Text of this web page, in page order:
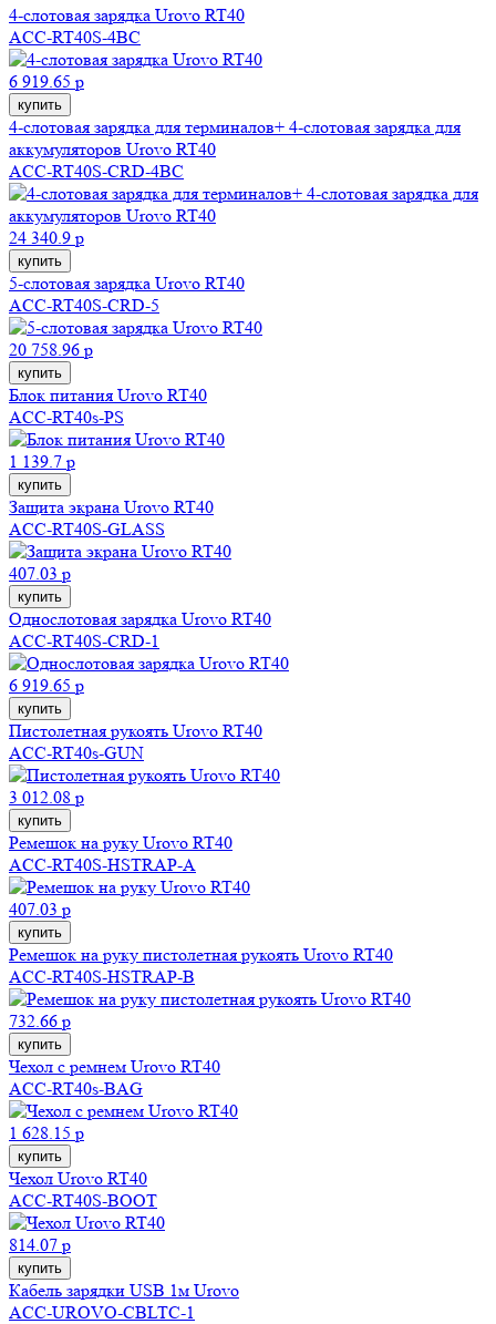
4-слотовая зарядка Urovo RT40
ACC-RT40S-4BC
6 919.65 р
купить
4-слотовая зарядка для терминалов+ 4-слотовая зарядка для
аккумуляторов Urovo RT40
ACC-RT40S-CRD-4BC
24 340.9 р
купить
5-слотовая зарядка Urovo RT40
ACC-RT40S-CRD-5
20 758.96 р
купить
Блок питания Urovo RT40
ACC-RT40s-PS
1 139.7 р
купить
Защита экрана Urovo RT40
ACC-RT40S-GLASS
407.03 р
купить
Однослотовая зарядка Urovo RT40
ACC-RT40S-CRD-1
6 919.65 р
купить
Пистолетная рукоять Urovo RT40
ACC-RT40s-GUN
3 012.08 р
купить
Ремешок на руку Urovo RT40
ACC-RT40S-HSTRAP-A
407.03 р
купить
Ремешок на руку пистолетная рукоять Urovo RT40
ACC-RT40S-HSTRAP-B
732.66 р
купить
Чехол с ремнем Urovo RT40
ACC-RT40s-BAG
1 628.15 р
купить
Чехол Urovo RT40
ACC-RT40S-BOOT
814.07 р
купить
Кабель зарядки USB 1м Urovo
ACC-UROVO-CBLTC-1